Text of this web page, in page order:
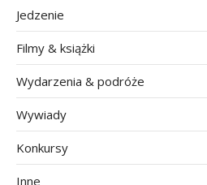
Jedzenie
Filmy & książki
Wydarzenia & podróże
Wywiady
Konkursy
Inne